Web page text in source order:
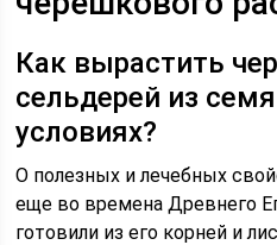
Как вырастить
сельдерей из
условиях?
О полезных и лечебных
еще во времена Древнего
готовили из его корней и